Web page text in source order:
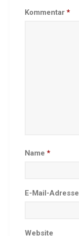
Kommentar *
Name *
E-Mail-Adresse
Website